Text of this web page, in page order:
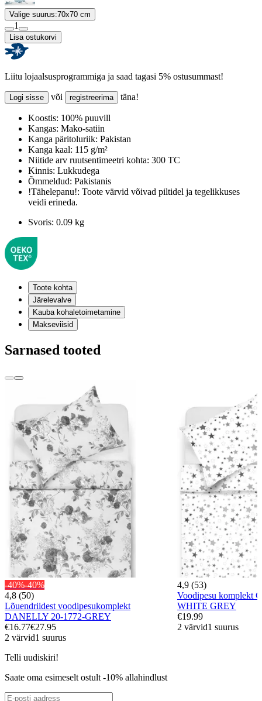
Valige suurus:70x70 cm
1
Lisa ostukorvi
Liitu lojaalsusprogrammiga ja saad tagasi 5% ostusummast!
Logi sisse või registreerima täna!
Koostis: 100% puuvill
Kangas: Mako-satiin
Kanga päritoluriik: Pakistan
Kanga kaal: 115 g/m²
Niitide arv ruutsentimeetri kohta: 300 TC
Kinnis: Lukkudega
Õmmeldud: Pakistanis
!Tähelepanu!: Toote värvid võivad piltidel ja tegelikkuses
veidi erineda.
Svoris: 0.09 kg
Toote kohta
Järelevalve
Kauba kohaletoimetamine
Makseviisid
Sarnased tooted
-40%-40%
4,8 (50)
Lõuendriidest voodipesukomplekt
DANELLY 20-1772-GREY
€16.77€27.95
2 värvid1 suurus
4,9 (53)
Voodipesu komplekt
WHITE GREY
€19.99
2 värvid1 suurus
Telli uudiskiri!
Saate oma esimeselt ostult -10% allahindlust